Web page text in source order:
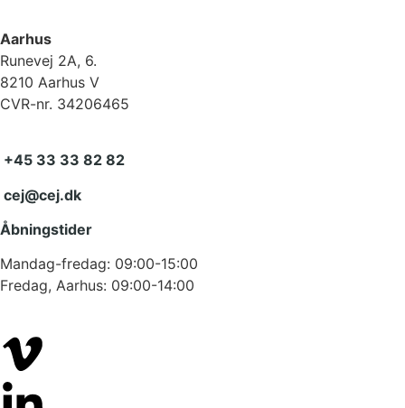
Aarhus
Runevej 2A, 6.
8210 Aarhus V
CVR-nr. 34206465
+45 33 33 82 82
cej@cej.dk
Åbningstider
Mandag-fredag: 09:00-15:00
Fredag, Aarhus: 09:00-14:00